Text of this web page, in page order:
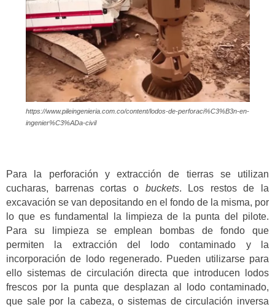
https://www.pileingenieria.com.co/content/lodos-de-perforaci%C3%B3n-en-
ingenier%C3%ADa-civil
Para la perforación y extracción de tierras se utilizan
cucharas, barrenas cortas o buckets. Los restos de la
excavación se van depositando en el fondo de la misma, por
lo que es fundamental la limpieza de la punta del pilote.
Para su limpieza se emplean bombas de fondo que
permiten la extracción del lodo contaminado y la
incorporación de lodo regenerado. Pueden utilizarse para
ello sistemas de circulación directa que introducen lodos
frescos por la punta que desplazan al lodo contaminado,
que sale por la cabeza, o sistemas de circulación inversa